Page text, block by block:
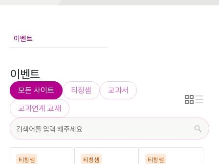
이벤트
모든 사이트 티칭샘
교과서
교과연계 교재
티칭샘 티칭샘 티칭샘